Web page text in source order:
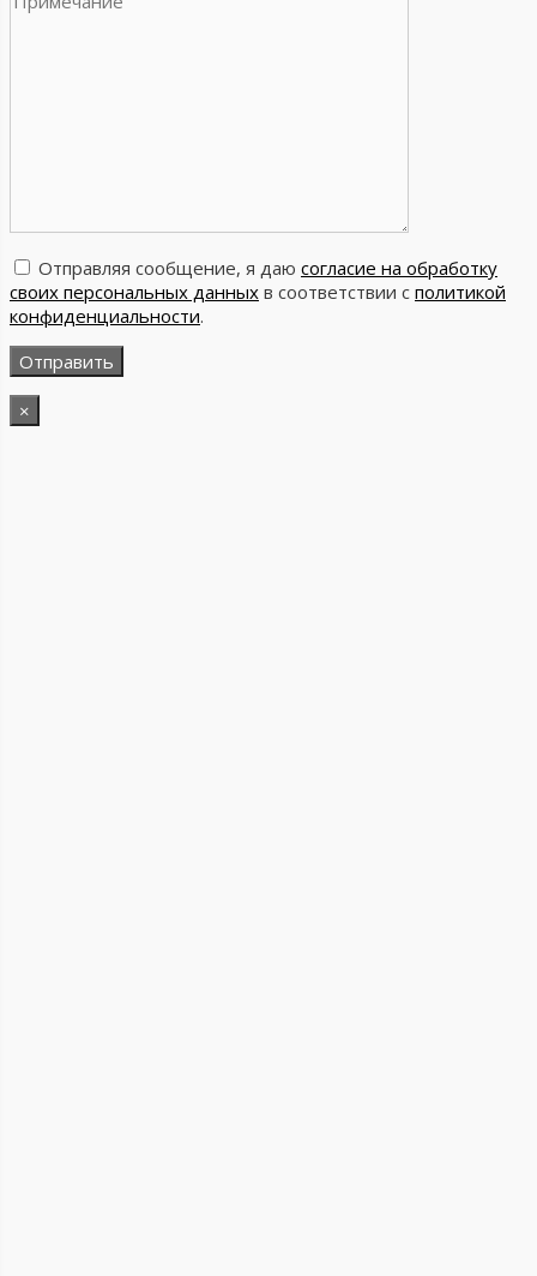
Отправляя сообщение, я даю согласие на обработку
своих персональных данных в соответствии с политикой
конфиденциальности.
×